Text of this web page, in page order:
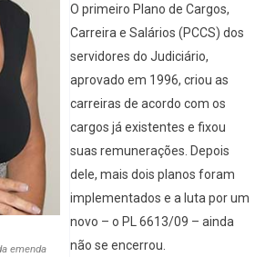
emenda
O primeiro Plano de Cargos,
Carreira e Salários (PCCS) dos
servidores do Judiciário,
aprovado em 1996, criou as
carreiras de acordo com os
cargos já existentes e fixou
suas remunerações. Depois
dele, mais dois planos foram
implementados e a luta por um
novo – o PL 6613/09 – ainda
não se encerrou.